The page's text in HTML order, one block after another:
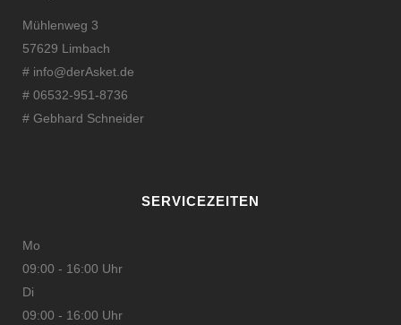
Mühlenweg 3
57629 Limbach
# info@derAsket.de
# 06532-951-8736
# Gebhard Schneider
SERVICEZEITEN
Mo
09:00 - 16:00 Uhr
Di
09:00 - 16:00 Uhr